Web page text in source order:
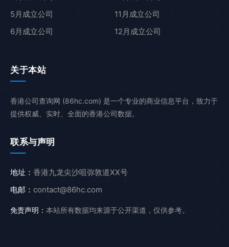
5月成立公司
6月成立公司
11月成立公司
12月成立公司
关于本站
香港公司查询网 (86hc.com) 是一个专业的商业信息平台，致力于
提供权威、实时、全面的香港公司数据。
联系与声明
地址： 香港九龙尖沙咀弥敦道XX号
电邮： contact@86hc.com
免责声明： 本站所有数据均来源于公开渠道，仅供参考。